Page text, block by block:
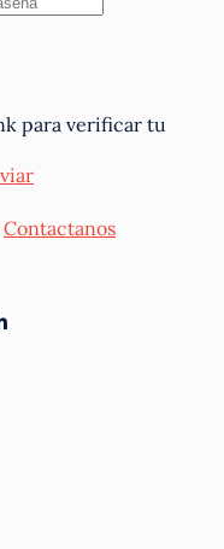
para verificar tu
Contactanos